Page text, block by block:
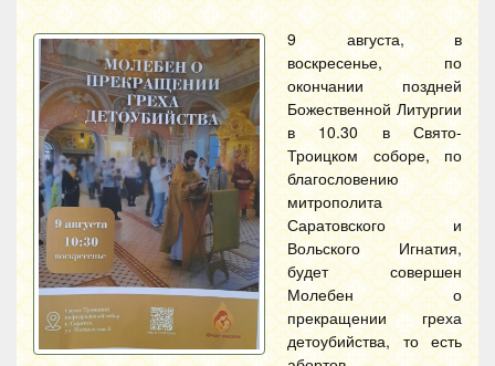
9 августа, в
воскресенье, по
окончании поздней
Божественной Литургии
в 10.30 в Свято-
Троицком соборе, по
благословению
митрополита
Саратовского и
Вольского Игнатия,
будет совершен
Молебен о
прекращении греха
детоубийства, то есть